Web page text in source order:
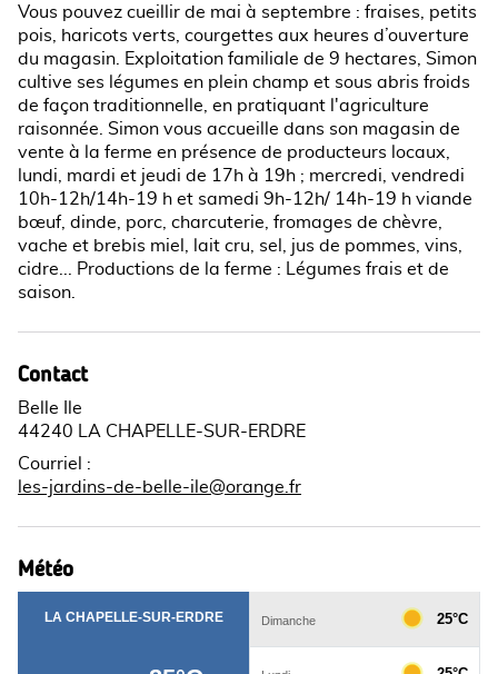
Vous pouvez cueillir de mai à septembre : fraises, petits
pois, haricots verts, courgettes aux heures d’ouverture
du magasin. Exploitation familiale de 9 hectares, Simon
cultive ses légumes en plein champ et sous abris froids
de façon traditionnelle, en pratiquant l'agriculture
raisonnée. Simon vous accueille dans son magasin de
vente à la ferme en présence de producteurs locaux,
lundi, mardi et jeudi de 17h à 19h ; mercredi, vendredi
10h-12h/14h-19 h et samedi 9h-12h/ 14h-19 h viande
bœuf, dinde, porc, charcuterie, fromages de chèvre,
vache et brebis miel, lait cru, sel, jus de pommes, vins,
cidre... Productions de la ferme : Légumes frais et de
saison.
Contact
Belle Ile
44240 LA CHAPELLE-SUR-ERDRE
Courriel
:
les-jardins-de-belle-ile@orange.fr
Météo